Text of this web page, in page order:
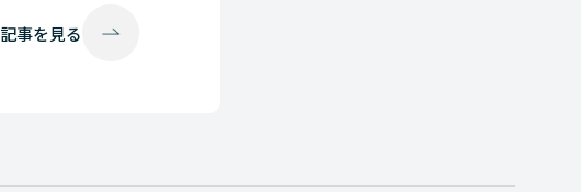
記事を見る